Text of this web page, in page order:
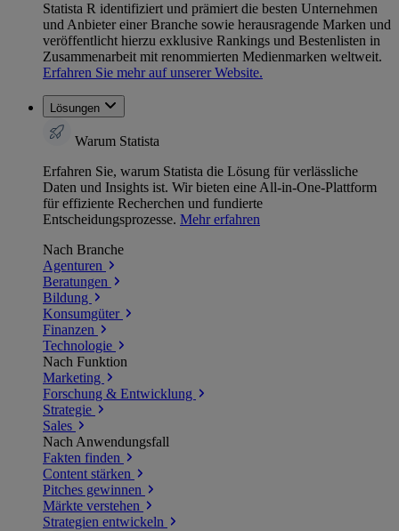
Statista R identifiziert und prämiert die besten Unternehmen
und Anbieter einer Branche sowie herausragende Marken und
veröffentlicht hierzu exklusive Rankings und Bestenlisten in
Zusammenarbeit mit renommierten Medienmarken weltweit.
Erfahren Sie mehr auf unserer Website.
Lösungen
Warum Statista
Erfahren Sie, warum Statista die Lösung für verlässliche
Daten und Insights ist. Wir bieten eine All-in-One-Plattform
für effiziente Recherchen und fundierte
Entscheidungsprozesse. Mehr erfahren
Nach Branche
Agenturen
Beratungen
Bildung
Konsumgüter
Finanzen
Technologie
Nach Funktion
Marketing
Forschung & Entwicklung
Strategie
Sales
Nach Anwendungsfall
Fakten finden
Content stärken
Pitches gewinnen
Märkte verstehen
Strategien entwickeln